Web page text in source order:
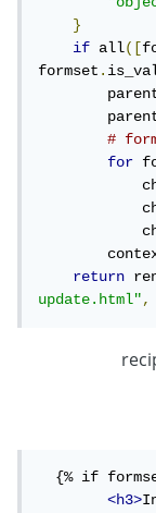
}
if all([
formset.
#
for
return
update.html",
  {% if formset %}
<h3>